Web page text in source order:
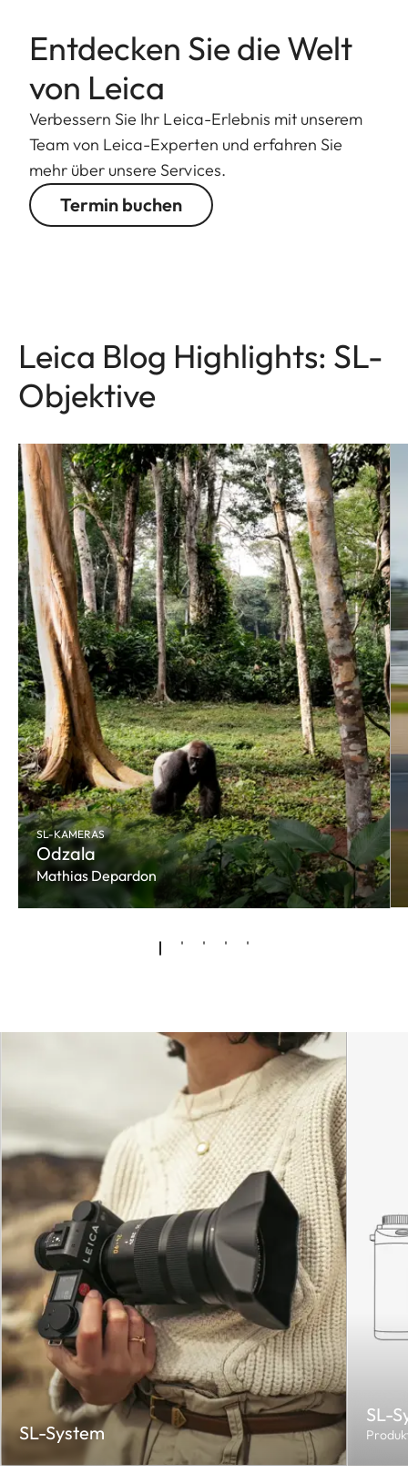
Entdecken Sie die Welt
von Leica
Verbessern Sie Ihr Leica-Erlebnis mit unserem
Team von Leica-Experten und erfahren Sie
mehr über unsere Services.
Termin buchen
Leica Blog Highlights: SL-
Objektive
SL-KAMERAS
Odzala
Mathias Depardon
SL-System
SL-